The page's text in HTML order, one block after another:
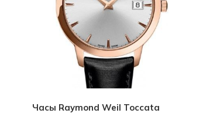
Часы Raymond Weil Toccata